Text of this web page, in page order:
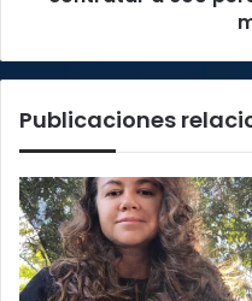
próximos
meses
Publicaciones